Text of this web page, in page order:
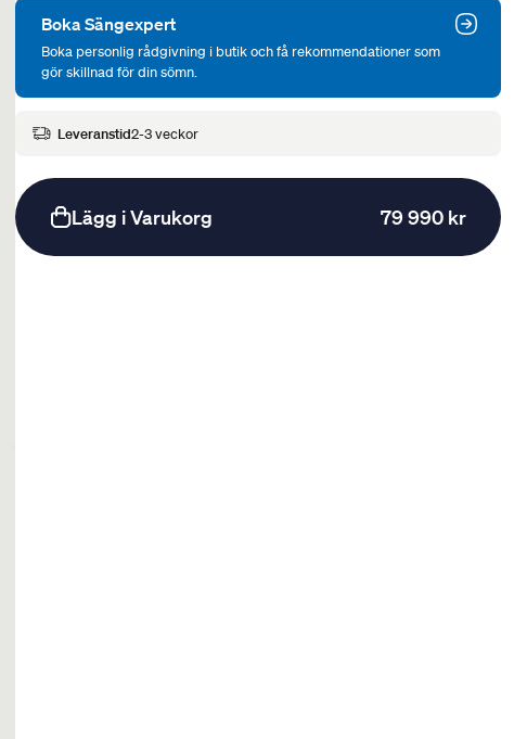
Boka Sängexpert
Boka personlig rådgivning i butik och få rekommendationer som
gör skillnad för din sömn.
Leveranstid2-3 veckor
Lägg i Varukorg 79 990 kr